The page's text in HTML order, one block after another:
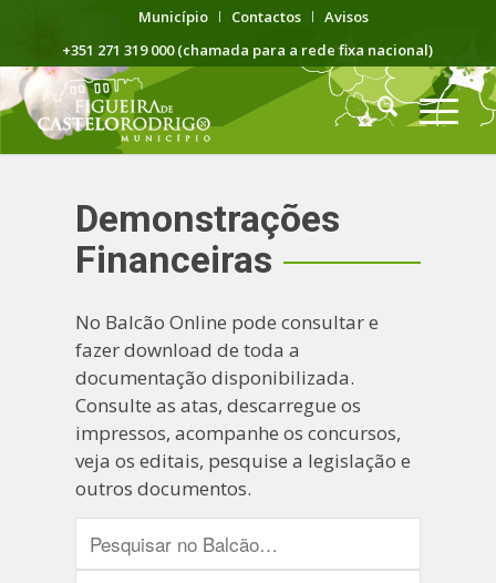
Município Contactos
Avisos
+351 271 319 000 (chamada para a rede fixa nacional)
Demonstrações
Financeiras
No Balcão Online pode consultar e
fazer download de toda a
documentação disponibilizada.
Consulte as atas, descarregue os
impressos, acompanhe os concursos,
veja os editais, pesquise a legislação e
outros documentos.